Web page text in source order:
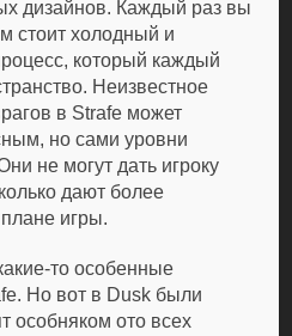
дизайнов. Каждый раз вы
стоит холодный и
который каждый
Неизвестное
в Strafe может
но сами уровни
не могут дать игроку
дают более
игры.
то особенные
Но вот в Dusk были
особняком ото всех